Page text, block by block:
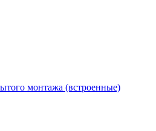
монтажа (встроенные)